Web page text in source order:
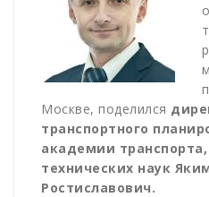
Москве, поделился
транспортного
академии
технических наук
Ростиславович.